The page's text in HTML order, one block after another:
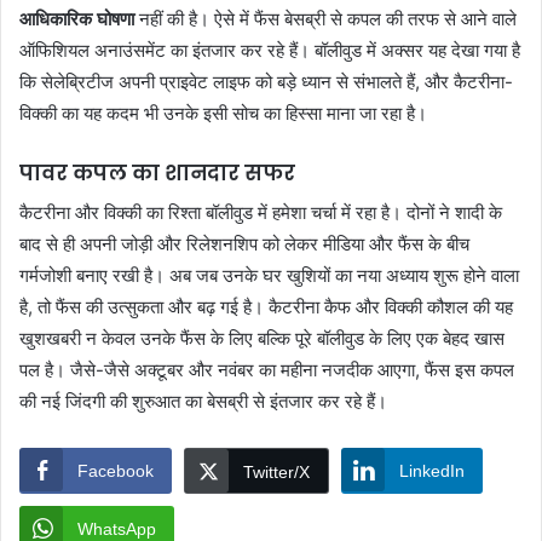
आधिकारिक घोषणानहीं की है। ऐसे में फैंस बेसब्री से कपल की तरफ से आने वाले
ऑफिशियल अनाउंसमेंट का इंतजार कर रहे हैं। बॉलीवुड में अक्सर यह देखा गया है
कि सेलेब्रिटीज अपनी प्राइवेट लाइफ को बड़े ध्यान से संभालते हैं, और कैटरीना-
विक्की का यह कदम भी उनके इसी सोच का हिस्सा माना जा रहा है।
पावर कपल का शानदार सफर
कैटरीना और विक्की का रिश्ता बॉलीवुड में हमेशा चर्चा में रहा है। दोनों ने शादी के
बाद से ही अपनी जोड़ी और रिलेशनशिप को लेकर मीडिया और फैंस के बीच
गर्मजोशी बनाए रखी है। अब जब उनके घर खुशियों का नया अध्याय शुरू होने वाला
है, तो फैंस की उत्सुकता और बढ़ गई है। कैटरीना कैफ और विक्की कौशल की यह
खुशखबरी न केवल उनके फैंस के लिए बल्कि पूरे बॉलीवुड के लिए एक बेहद खास
पल है। जैसे-जैसे अक्टूबर और नवंबर का महीना नजदीक आएगा, फैंस इस कपल
की नई जिंदगी की शुरुआत का बेसब्री से इंतजार कर रहे हैं।
Facebook Twitter/X LinkedIn
WhatsApp